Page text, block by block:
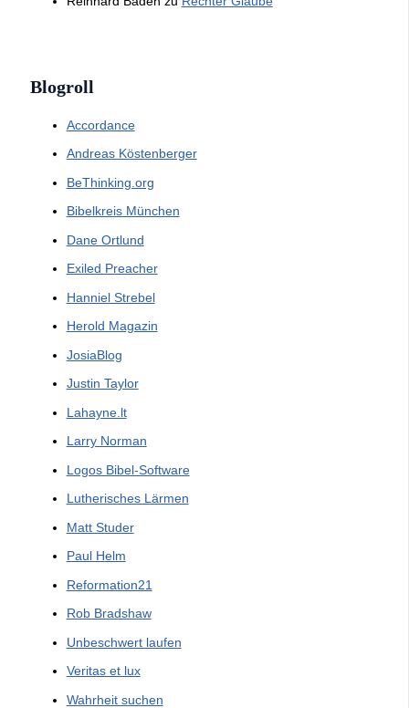
Blogroll
Accordance
Andreas Köstenberger
BeThinking.org
Bibelkreis München
Dane Ortlund
Exiled Preacher
Hanniel Strebel
Herold Magazin
JosiaBlog
Justin Taylor
Lahayne.lt
Larry Norman
Logos Bibel-Software
Lutherisches Lärmen
Matt Studer
Paul Helm
Reformation21
Rob Bradshaw
Unbeschwert laufen
Veritas et lux
Wahrheit suchen